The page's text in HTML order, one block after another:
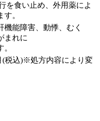
を食い止め、外用薬によ
。
能障害、動悸、むく
まれに
(税込)※処方内容により変